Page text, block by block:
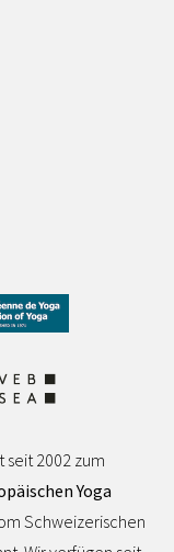
seit 2002 zum
Yoga
Schweizerischen